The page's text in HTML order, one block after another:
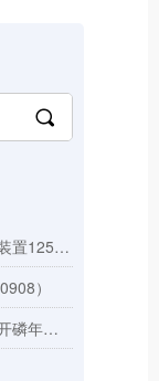
끠
全球最高！福建中沙古雷乙烯项目聚丙烯装置125米高挤压造粒框架顺利封顶
）
中国化学工程华陆公司总承包的贵州瓮福开磷年产3万吨高纯无水氟化氢项目顺利实现机械竣工